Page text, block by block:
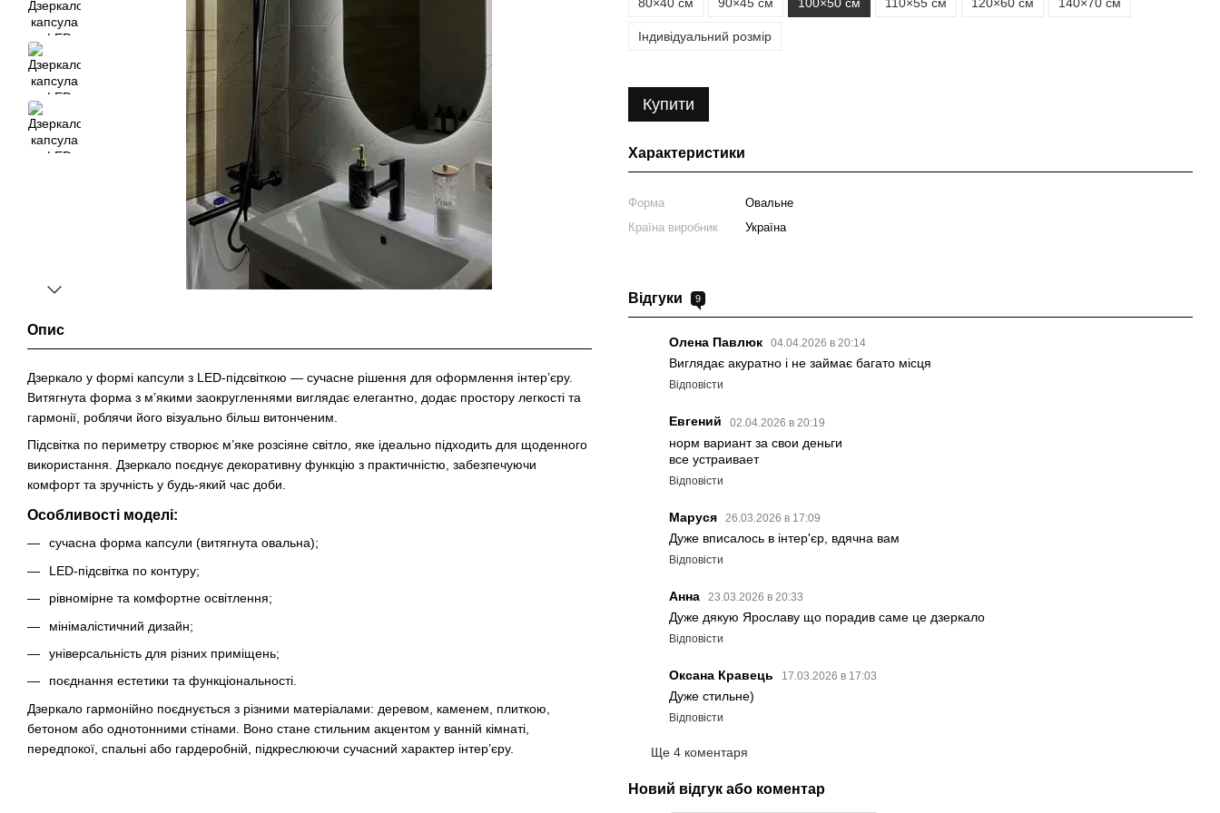
Опис
Дзеркало у формі капсули з LED-підсвіткою — сучасне рішення для оформлення інтер’єру.
Витягнута форма з м’якими заокругленнями виглядає елегантно, додає простору легкості та
гармонії, роблячи його візуально більш витонченим.
Підсвітка по периметру створює м’яке розсіяне світло, яке ідеально підходить для щоденного
використання. Дзеркало поєднує декоративну функцію з практичністю, забезпечуючи
комфорт та зручність у будь-який час доби.
Особливості моделі:
сучасна форма капсули (витягнута овальна);
LED-підсвітка по контуру;
рівномірне та комфортне освітлення;
мінімалістичний дизайн;
універсальність для різних приміщень;
поєднання естетики та функціональності.
Дзеркало гармонійно поєднується з різними матеріалами: деревом, каменем, плиткою,
бетоном або однотонними стінами. Воно стане стильним акцентом у ванній кімнаті,
передпокої, спальні або гардеробній, підкреслюючи сучасний характер інтер’єру.
Індивідуальний розмір
Купити
Характеристики
Форма
Овальне
Країна виробник
Україна
Відгуки 9
Олена Павлюк 04.04.2026 в 20:14
Виглядає акуратно і не займає багато місця
Відповісти
Евгений 02.04.2026 в 20:19
норм вариант за свои деньги
все устраивает
Відповісти
Маруся 26.03.2026 в 17:09
Дуже вписалось в інтер'єр, вдячна вам
Відповісти
Анна 23.03.2026 в 20:33
Дуже дякую Ярославу що порадив саме це дзеркало
Відповісти
Оксана Кравець 17.03.2026 в 17:03
Дуже стильне)
Відповісти
Ще 4 коментаря
Новий відгук або коментар